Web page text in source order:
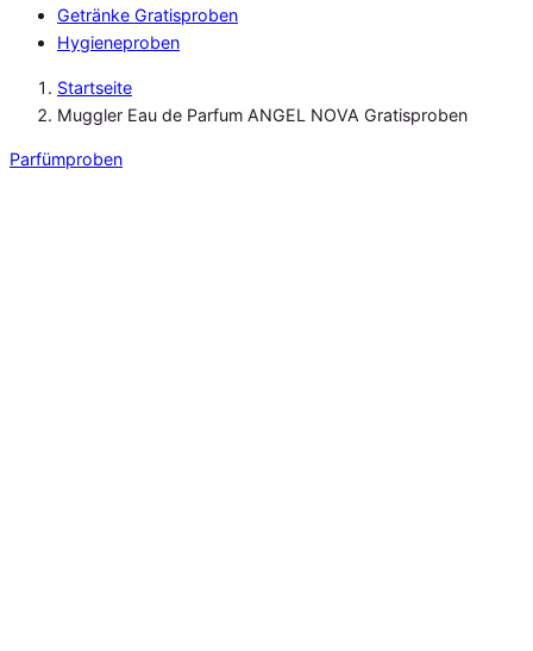
Getränke Gratisproben
Hygieneproben
Startseite
Muggler Eau de Parfum ANGEL NOVA Gratisproben
Parfümproben